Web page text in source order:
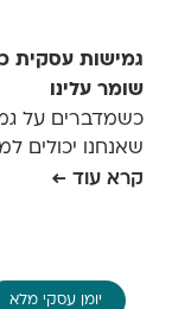
גמישות עסקית
שומר עלינו
כשמדברים על
שאנחנו יכולים
קרא עוד ←
יומן עסקי מלא